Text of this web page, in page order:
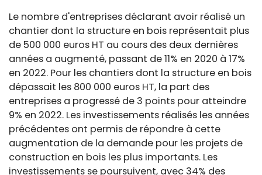
Le nombre d'entreprises déclarant avoir réalisé un
chantier dont la structure en bois représentait plus
de 500 000 euros HT au cours des deux dernières
années a augmenté, passant de 11% en 2020 à 17%
en 2022. Pour les chantiers dont la structure en bois
dépassait les 800 000 euros HT, la part des
entreprises a progressé de 3 points pour atteindre
9% en 2022. Les investissements réalisés les années
précédentes ont permis de répondre à cette
augmentation de la demande pour les projets de
construction en bois les plus importants. Les
investissements se poursuivent, avec 34% des